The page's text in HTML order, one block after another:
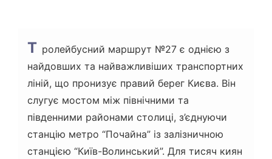
Т ролейбусний маршрут №27 є однією з
найдовших та найважливіших транспортних
ліній, що пронизує правий берег Києва. Він
слугує мостом між північними та
південними районами столиці, з’єднуючи
станцію метро “Почайна” із залізничною
станцією “Київ-Волинський”. Для тисяч киян